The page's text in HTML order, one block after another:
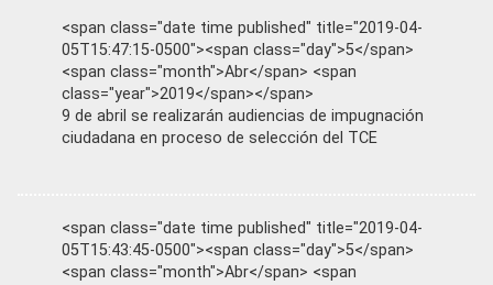
<span class="date time published" title="2019-04-
05T15:47:15-0500"><span class="day">5</span>
<span class="month">Abr</span> <span
class="year">2019</span></span>
9 de abril se realizarán audiencias de impugnación
ciudadana en proceso de selección del TCE
<span class="date time published" title="2019-04-
05T15:43:45-0500"><span class="day">5</span>
<span class="month">Abr</span> <span